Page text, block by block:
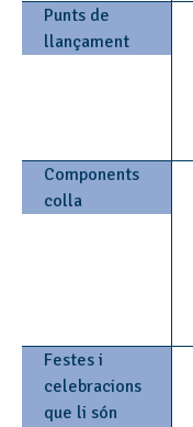
Punts de
llançament
Components
colla
Festes i
celebracions
que li són